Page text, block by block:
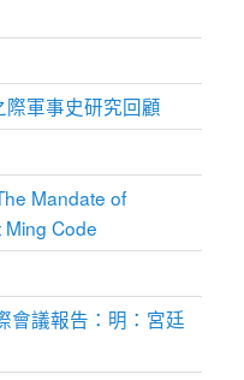
軍事史研究回顧
Mandate of
Code
會議報告：明：宮廷